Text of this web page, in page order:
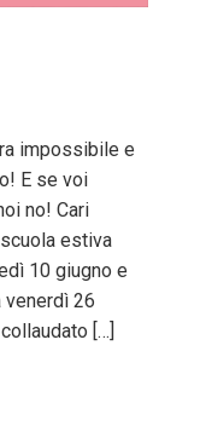
impossibile e
E se voi
no! Cari
estiva
10 giugno e
venerdì 26
[…]